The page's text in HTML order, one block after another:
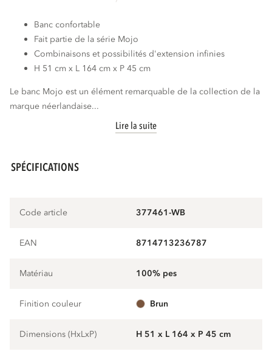
Banc confortable
Fait partie de la série Mojo
Combinaisons et possibilités d'extension infinies
H 51 cm x L 164 cm x P 45 cm
Le banc Mojo est un élément remarquable de la collection de la
marque néerlandaise...
Lire la suite
SPÉCIFICATIONS
Code article 377461-WB
EAN 8714713236787
Matériau 100% pes
Finition couleur brun
Dimensions (HxLxP) H 51 x L 164 x P 45 cm